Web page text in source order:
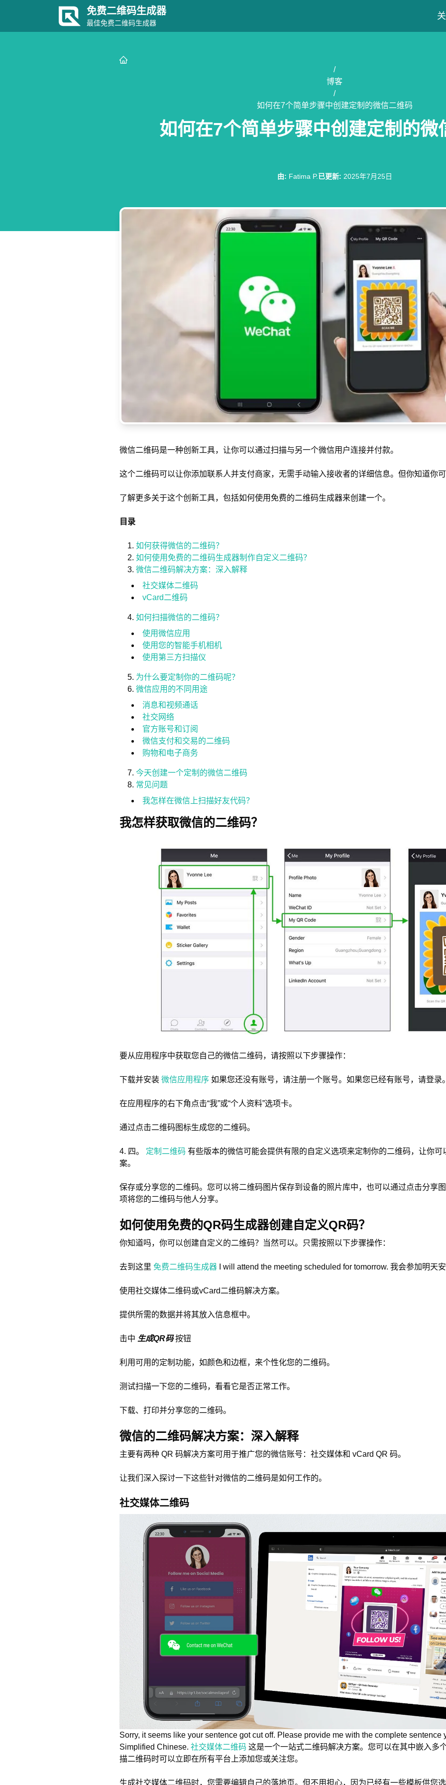
免费二维码生成器
最佳免费二维码生成器
/
博客
/
如何在7个简单步骤中创建定制的微信二维码
如何在7个简单步骤中创建定制的微
由: Fatima P.已更新: 2025年7月25日
微信二维码是一种创新工具，让你可以通过扫描与另一个微信用户连接并付款。
这个二维码可以让你添加联系人并支付商家，无需手动输入接收者的详细信息。但你知道你
了解更多关于这个创新工具，包括如何使用免费的二维码生成器来创建一个。
目录
如何获得微信的二维码？
如何使用免费的二维码生成器制作自定义二维码？
微信二维码解决方案：深入解释
社交媒体二维码
vCard二维码
如何扫描微信的二维码？
使用微信应用
使用您的智能手机相机
使用第三方扫描仪
为什么要定制你的二维码呢？
微信应用的不同用途
消息和视频通话
社交网络
官方账号和订阅
微信支付和交易的二维码
购物和电子商务
今天创建一个定制的微信二维码
常见问题
我怎样在微信上扫描好友代码？
我怎样获取微信的二维码？
要从应用程序中获取您自己的微信二维码，请按照以下步骤操作：
下载并安装 微信应用程序 如果您还没有账号，请注册一个账号。如果您已经有账号，请登录
在应用程序的右下角点击“我”或“个人资料”选项卡。
通过点击二维码图标生成您的二维码。
4. 四。 定制二维码 有些版本的微信可能会提供有限的自定义选项来定制你的二维码，让你
案。
保存或分享您的二维码。您可以将二维码图片保存到设备的照片库中，也可以通过点击分享
项将您的二维码与他人分享。
如何使用免费的QR码生成器创建自定义QR码？
你知道吗，你可以创建自定义的二维码？当然可以。只需按照以下步骤操作：
去到这里 免费二维码生成器 I will attend the meeting scheduled for tomorrow. 我会参加明天
使用社交媒体二维码或vCard二维码解决方案。
提供所需的数据并将其放入信息框中。
击中 生成QR码按钮
利用可用的定制功能，如颜色和边框，来个性化您的二维码。
测试扫描一下您的二维码，看看它是否正常工作。
下载、打印并分享您的二维码。
微信的二维码解决方案：深入解释
主要有两种 QR 码解决方案可用于推广您的微信账号：社交媒体和 vCard QR 码。
让我们深入探讨一下这些针对微信的二维码是如何工作的。
社交媒体二维码
Sorry, it seems like your sentence got cut off. Please provide me with the complete sentence
Simplified Chinese. 社交媒体二维码 这是一个一站式二维码解决方案。您可以在其中嵌入多
描二维码时可以立即在所有平台上添加您或关注您。
生成社交媒体二维码时，您需要编辑自己的落地页。但不用担心，因为已经有一些模板供您